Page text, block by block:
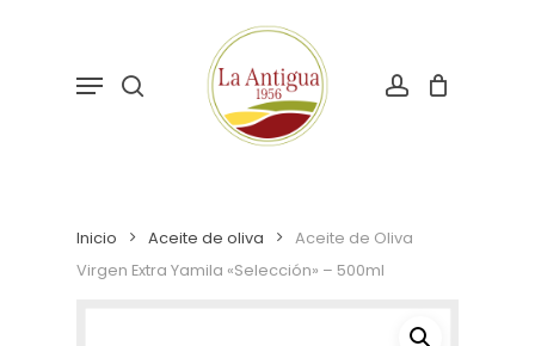
Menu
Inicio Aceite de oliva
Aceite de Oliva
Virgen Extra Yamila «Selección» – 500ml